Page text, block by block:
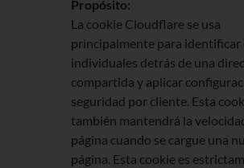
Propósito:
La cookie Cloudflare se usa
principalmente para identificar
individuales detrás de una
compartida y aplicar
seguridad por cliente. Esta
también mantendrá la
página cuando se cargue una
página. Esta cookie es